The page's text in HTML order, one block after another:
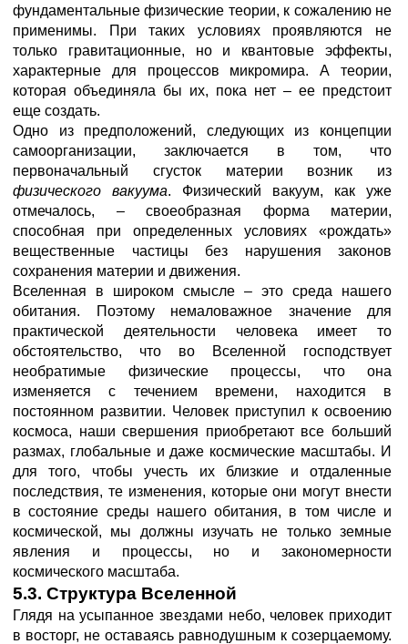
фундаментальные физические теории, к сожалению не
применимы. При таких условиях проявляются не
только гравитационные, но и квантовые эффекты,
характерные для процессов микромира. А теории,
которая объединяла бы их, пока нет – ее предстоит
еще создать.
Одно из предположений, следующих из концепции
самоорганизации, заключается в том, что
первоначальный сгусток материи возник из
физического вакуума. Физический вакуум, как уже
отмечалось, – своеобразная форма материи,
способная при определенных условиях «рождать»
вещественные частицы без нарушения законов
сохранения материи и движения.
Вселенная в широком смысле – это среда нашего
обитания. Поэтому немаловажное значение для
практической деятельности человека имеет то
обстоятельство, что во Вселенной господствует
необратимые физические процессы, что она
изменяется с течением времени, находится в
постоянном развитии. Человек приступил к освоению
космоса, наши свершения приобретают все больший
размах, глобальные и даже космические масштабы. И
для того, чтобы учесть их близкие и отдаленные
последствия, те изменения, которые они могут внести
в состояние среды нашего обитания, в том числе и
космической, мы должны изучать не только земные
явления и процессы, но и закономерности
космического масштаба.
5.3. Структура Вселенной
Глядя на усыпанное звездами небо, человек приходит
в восторг, не оставаясь равнодушным к созерцаемому.